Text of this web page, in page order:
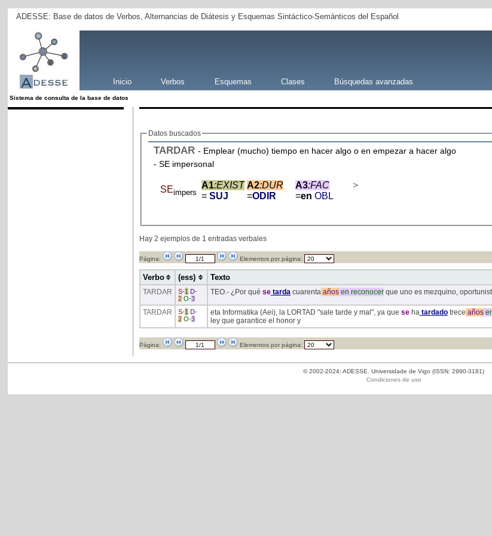
ADESSE: Base de datos de Verbos, Alternancias de Diátesis y Esquemas Sintáctico-Semánticos del Español
Inicio Verbos Esquemas Clases Búsquedas avanzadas
Sistema de consulta de la base de datos
Datos buscados
TARDAR - Emplear (mucho) tiempo en hacer algo o en empezar a hacer algo
- SE impersonal
SEimpers
A1:EXIST
= SUJ
A2:DUR
=ODIR
A3:FAC
=en OBL
>
Hay 2 ejemplos de 1 entradas verbales
Página: Elementos por página:
Verbo (ess) Texto
TARDAR S-1 D-
2 O-3
TEO.- ¿Por qué setardacuarentaañosen reconocerque uno es mezquino,
TARDAR S-1 D-
2 O-3
eta Informatika (Aei), la LORTAD "sale tarde y mal", ya que sehatardadotrece años
ley que garantice el honor y
Página: Elementos por página:
© 2002-2024: ADESSE. Universidade de Vigo (ISSN: 2990-3181)
Condiciones de uso